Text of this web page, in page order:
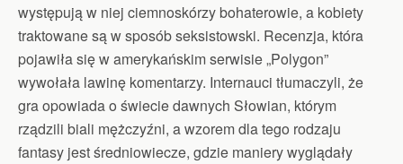
występują w niej ciemnoskórzy bohaterowie, a kobiety
traktowane są w sposób seksistowski. Recenzja, która
pojawiła się w amerykańskim serwisie „Polygon”
wywołała lawinę komentarzy. Internauci tłumaczyli, że
gra opowiada o świecie dawnych Słowian, którym
rządzili biali mężczyźni, a wzorem dla tego rodzaju
fantasy jest średniowiecze, gdzie maniery wyglądały